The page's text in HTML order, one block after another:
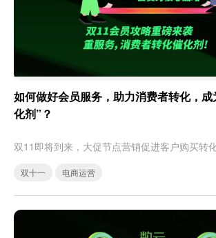
如何做好会员服务，助力消费者转化，
化剂”？
双十一 电商运营